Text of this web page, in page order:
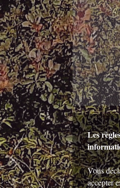
Les
Vous
accepter